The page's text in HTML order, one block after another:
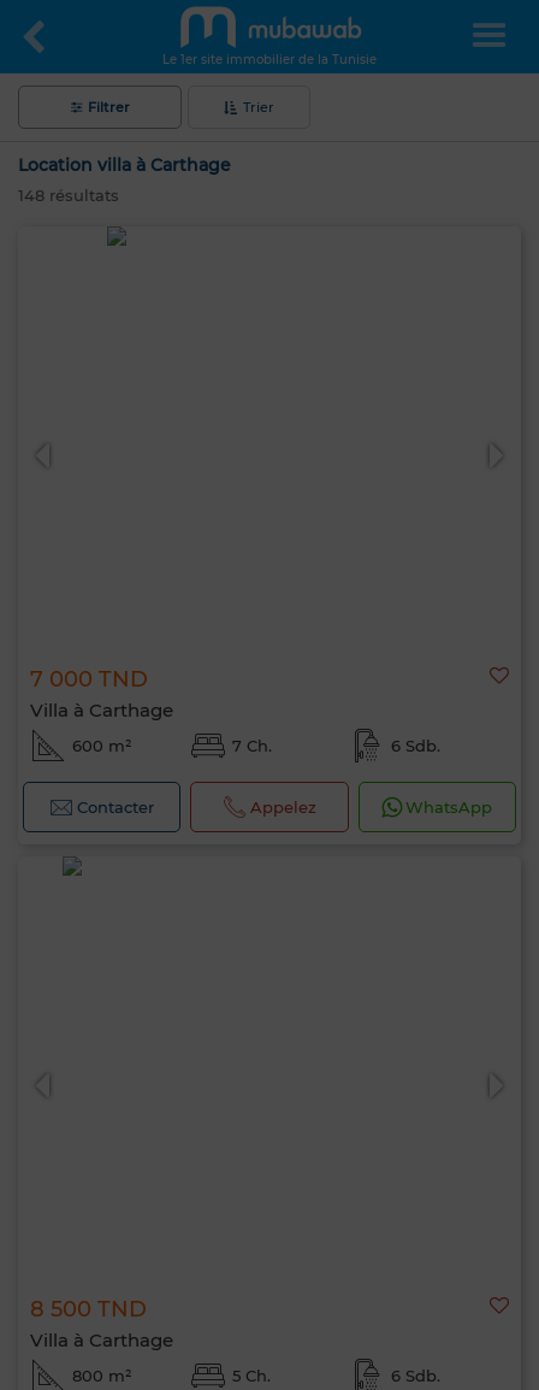
Le 1er site immobilier de la Tunisie
Filtrer Trier
Location villa à Carthage
148 résultats
7 000 TND
Villa à Carthage
600 m² 7 Ch. 6 Sdb.
Contacter Appelez WhatsApp
8 500 TND
Villa à Carthage
800 m² 5 Ch. 6 Sdb.